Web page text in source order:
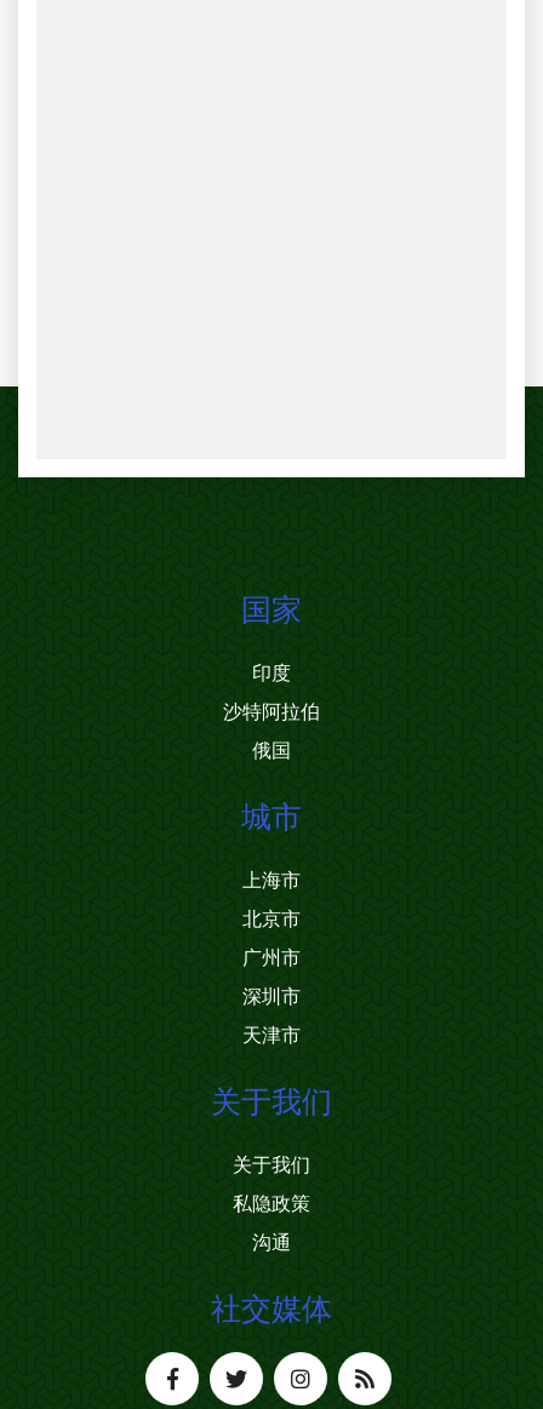
国家
印度
沙特阿拉伯
俄国
城市
上海市
北京市
广州市
深圳市
天津市
关于我们
关于我们
私隐政策
沟通
社交媒体